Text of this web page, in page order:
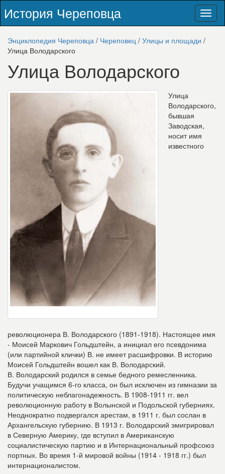
История Череповца
Энциклопедия Череповца / Череповец / Улицы и площади /
Улица Володарского
Улица Володарского
Улица
Володарского,
бывшая
Заводская,
носит имя
известного
революционера В. Володарского (1891-1918). Настоящее имя
- Моисей Маркович Гольдштейн, а инициал его псевдонима
(или партийной клички) В. не имеет расшифровки. В историю
Моисей Гольдштейн вошел как В. Володарский.
В. Володарский родился в семье бедного ремесленника.
Будучи учащимся 6-го класса, он был исключен из гимназии за
политическую неблагонадежность. В 1908-1911 гг. вел
революционную работу в Волынской и Подольской губерниях.
Неоднократно подвергался арестам, в 1911 г. был сослан в
Архангельскую губернию. В 1913 г. Володарский эмигрировал
в Северную Америку, где вступил в Американскую
социалистическую партию и в Интернациональный профсоюз
портных. Во время 1-й мировой войны (1914 - 1918 гг.) был
интернационалистом.